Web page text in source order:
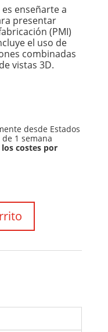
enseñarte a
presentar
(PMI)
el uso de
combinadas
vistas 3D.
desde Estados
1 semana
costes por